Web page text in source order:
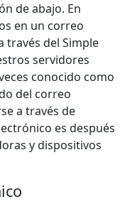
de abajo. En
en un correo
través del Simple
servidores
conocido como
del correo
a través de
es después
y dispositivos